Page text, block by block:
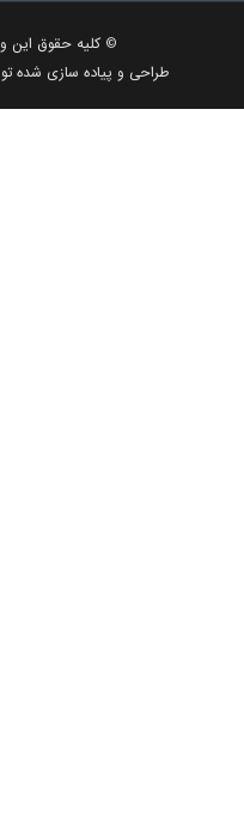
© کلیه حقوق این وب سایت
و پیاده سازی شده توسط : همایش